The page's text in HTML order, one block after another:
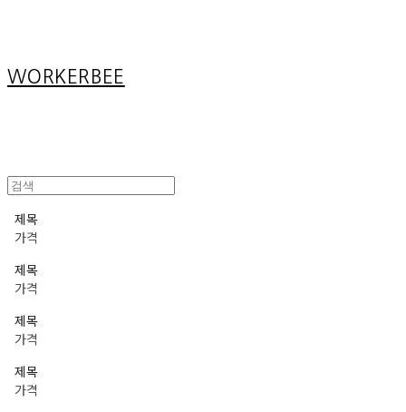
WORKERBEE
제목
가격
제목
가격
제목
가격
제목
가격